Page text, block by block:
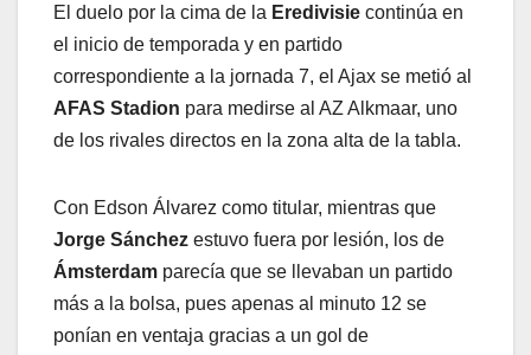
El duelo por la cima de la Eredivisie continúa en
el inicio de temporada y en partido
correspondiente a la jornada 7, el Ajax se metió al
AFAS Stadion para medirse al AZ Alkmaar, uno
de los rivales directos en la zona alta de la tabla.
Con Edson Álvarez como titular, mientras que
Jorge Sánchez estuvo fuera por lesión, los de
Ámsterdam parecía que se llevaban un partido
más a la bolsa, pues apenas al minuto 12 se
ponían en ventaja gracias a un gol de